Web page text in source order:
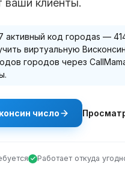
ваши клиенты.
активный код городаs —
виртуальную
городов через
число
Работает откуда